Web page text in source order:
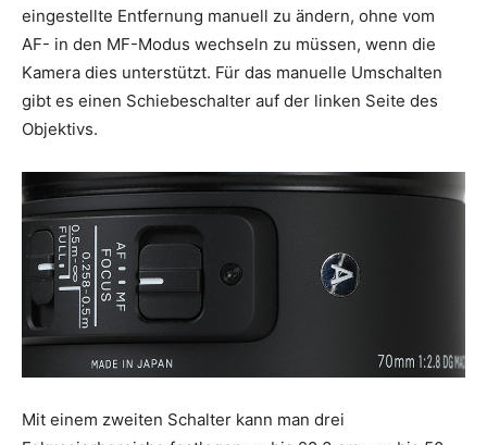
eingestellte Entfernung manuell zu ändern, ohne vom
AF- in den MF-Modus wechseln zu müssen, wenn die
Kamera dies unterstützt. Für das manuelle Umschalten
gibt es einen Schiebeschalter auf der linken Seite des
Objektivs.
Mit einem zweiten Schalter kann man drei